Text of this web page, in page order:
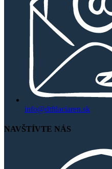
info@dtftlaciaren.sk
NAVŠTÍVTE NÁS